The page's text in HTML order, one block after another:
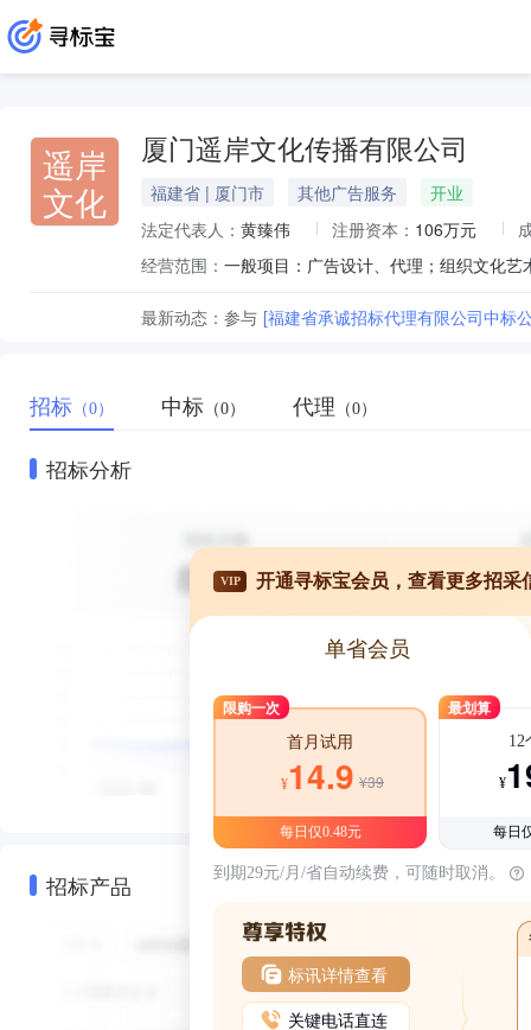
遥岸
文化
厦门遥岸文化传播有限公司
福建省 | 厦门市 其他广告服务
开业
法定代表人： 黄臻伟 注册资本： 106万元
经营范围：
最新动态： 参与 [福建省承诚招标代理有限公司中标
招标 （0） 中标 （0） 代理 （0）
招标分析
招标产品
VIP 开通寻标宝会员，查看更多招采
单省会员
限购一次
首月试用
¥14.9 ¥39
每日仅0.48元
最划算
12
¥
每日
到期29元/月/省自动续费，可随时取消。
标讯详情查看
关键电话直连